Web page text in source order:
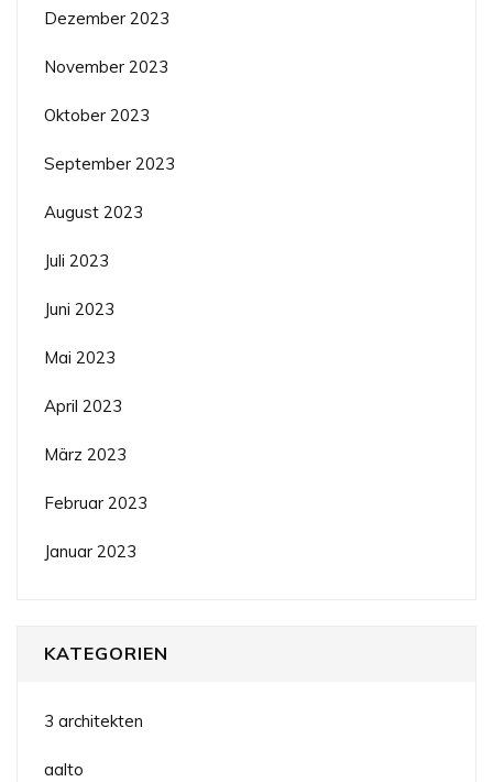
Dezember 2023
November 2023
Oktober 2023
September 2023
August 2023
Juli 2023
Juni 2023
Mai 2023
April 2023
März 2023
Februar 2023
Januar 2023
KATEGORIEN
3 architekten
aalto